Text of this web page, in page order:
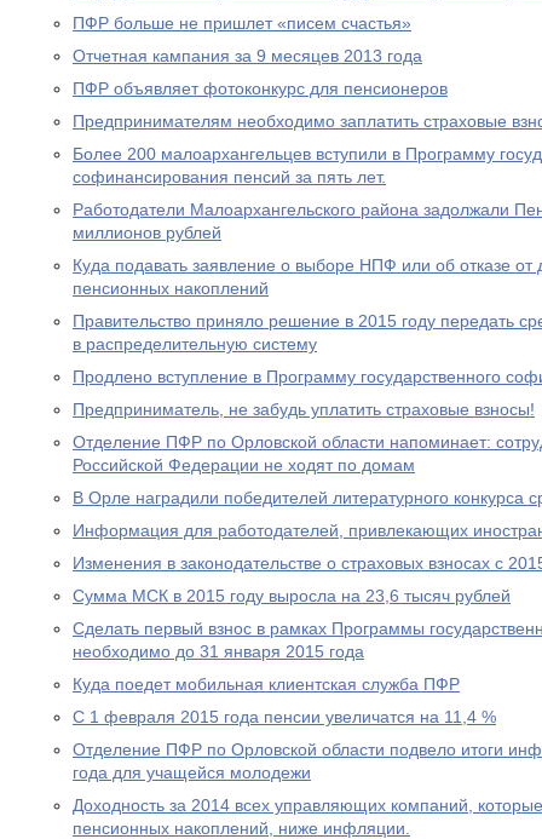
ПФР больше не пришлет «писем счастья»
Отчетная кампания за 9 месяцев 2013 года
ПФР объявляет фотоконкурс для пенсионеров
Предпринимателям необходимо заплатить страховые
Более 200 малоархангельцев вступили в Программу
софинансирования пенсий за пять лет.
Работодатели Малоархангельского района задолжали
миллионов рублей
Куда подавать заявление о выборе НПФ или об отказе
пенсионных накоплений
Правительство приняло решение в 2015 году передать
в распределительную систему
Продлено вступление в Программу государственного
Предприниматель, не забудь уплатить страховые взносы!
Отделение ПФР по Орловской области напоминает:
Российской Федерации не ходят по домам
В Орле наградили победителей литературного конкурса
Информация для работодателей, привлекающих
Изменения в законодательстве о страховых взносах с
Сумма МСК в 2015 году выросла на 23,6 тысяч рублей
Сделать первый взнос в рамках Программы
необходимо до 31 января 2015 года
Куда поедет мобильная клиентская служба ПФР
С 1 февраля 2015 года пенсии увеличатся на 11,4 %
Отделение ПФР по Орловской области подвело итоги
года для учащейся молодежи
Доходность за 2014 всех управляющих компаний,
пенсионных накоплений, ниже инфляции.